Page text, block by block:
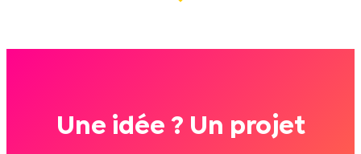
Une idée ? Un projet